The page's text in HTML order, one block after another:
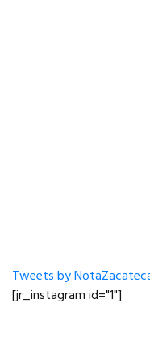
Tweets by
[jr_instagram id="1"]